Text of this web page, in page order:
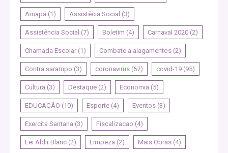
Amapá (1) Assistêcia Social (3)
Assistência Social (7) Boletim (4) Carnaval 2020 (2)
Chamada Escolar (1) Combate a alagamentos (2)
Contra sarampo (3) coronavirus (67) covid-19 (95)
Cultura (3) Destaque (2) Economia (5)
EDUCAÇÃO (10) Esporte (4) Eventos (3)
Exercita Santana (3) Fiscalizacao (4)
Lei Aldir Blanc (2) Limpeza (2) Mais Obras (4)